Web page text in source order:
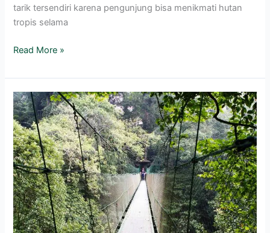
tarik tersendiri karena pengunjung bisa menikmati hutan
tropis selama
Read More »
Canopy
Trail
Ciwalen
Cibodas
Gede
Pangrango